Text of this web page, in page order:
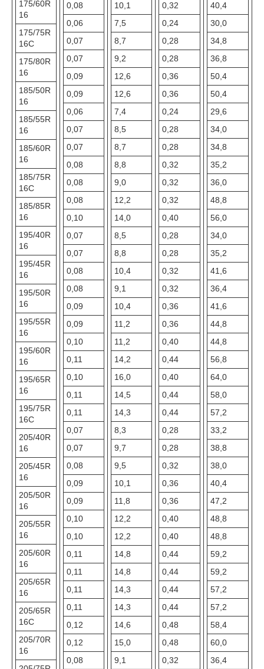
175/60R
16
175/75R
16C
175/80R
16
185/50R
16
185/55R
16
185/60R
16
185/75R
16C
185/85R
16
195/40R
16
195/45R
16
195/50R
16
195/55R
16
195/60R
16
195/65R
16
195/75R
16С
205/40R
16
205/45R
16
205/50R
16
205/55R
16
205/60R
16
205/65R
16
205/65R
16C
205/70R
16
0,08
0,06
0,07
0,07
0,09
0,09
0,06
0,07
0,07
0,08
0,08
0,08
0,10
0,07
0,07
0,08
0,08
0,09
0,09
0,10
0,11
0,10
0,11
0,11
0,07
0,07
0,08
0,09
0,09
0,10
0,10
0,11
0,11
0,11
0,11
0,12
0,12
0,08
10,1
7,5
8,7
9,2
12,6
12,6
7,4
8,5
8,7
8,8
9,0
12,2
14,0
8,5
8,8
10,4
9,1
10,4
11,2
11,2
14,2
16,0
14,5
14,3
8,3
9,7
9,5
10,1
11,8
12,2
12,2
14,8
14,8
14,3
14,3
14,6
15,0
9,1
0,32
0,24
0,28
0,28
0,36
0,36
0,24
0,28
0,28
0,32
0,32
0,32
0,40
0,28
0,28
0,32
0,32
0,36
0,36
0,40
0,44
0,40
0,44
0,44
0,28
0,28
0,32
0,36
0,36
0,40
0,40
0,44
0,44
0,44
0,44
0,48
0,48
0,32
40,4
30,0
34,8
36,8
50,4
50,4
29,6
34,0
34,8
35,2
36,0
48,8
56,0
34,0
35,2
41,6
36,4
41,6
44,8
44,8
56,8
64,0
58,0
57,2
33,2
38,8
38,0
40,4
47,2
48,8
48,8
59,2
59,2
57,2
57,2
58,4
60,0
36,4